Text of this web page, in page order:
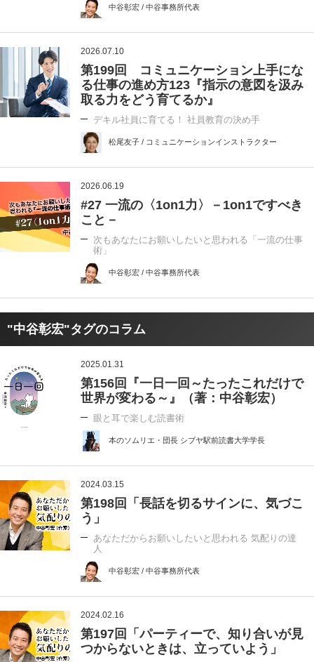
中谷彰宏 / 中谷事務所代表
2026.07.10
第199回 コミュニケーション上手にな
る仕事の進め方123『指示の意図を汲み
取る力をどう育てるか』
デキル社員に育てる！ 社員教育の決め手
松尾友子 / コミュニケーションインストラクター
2026.06.19
#27 一流の〈1on1力〉－1on1ですべき
こと－
次もあなたにお願いしたいと思われる「一流の仕事
術」
中谷彰宏 / 中谷事務所代表
"中谷彰宏"タグのコラム
2025.01.31
第156回『一日一回～たったこれだけで
世界が変わる～』（著：中谷彰宏）
眼と耳で楽しむ読書術
本のソムリエ・団長 シブヤ駅前読書大学学長
2024.03.15
第198回「長話を切るサインに、気づこ
う」
あなただからお願いしたいと思われる 気配りの達
人
中谷彰宏 / 中谷事務所代表
2024.02.16
第197回「パーティーで、知り合いが見
つからないときは、立っていよう」